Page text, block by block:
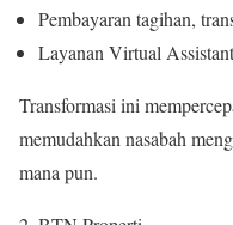
Pembayaran tagihan,
Layanan Virtual
Transformasi ini
memudahkan nasabah
mana pun.